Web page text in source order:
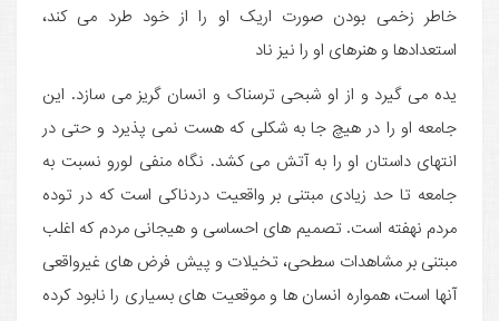
خاطر زخمی بودن صورت اریک او را از خود طرد می کند،
استعدادها و هنرهای او را نیز ناد
یده می گیرد و از او شبحی ترسناک و انسان گریز می سازد. این
جامعه او را در هیچ جا به شکلی که هست نمی پذیرد و حتی در
انتهای داستان او را به آتش می کشد. نگاه منفی لورو نسبت به
جامعه تا حد زیادی مبتنی بر واقعیت دردناکی است که در توده
مردم نهفته است. تصمیم های احساسی و هیجانی مردم که اغلب
مبتنی بر مشاهدات سطحی، تخیلات و پیش فرض های غیرواقعی
آنها است، همواره انسان ها و موقعیت های بسیاری را نابود کرده